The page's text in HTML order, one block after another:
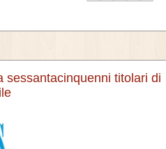
sessantacinquenni titolari di